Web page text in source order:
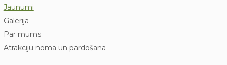
Jaunumi
Galerija
Par mums
Atrakciju noma un pārdošana